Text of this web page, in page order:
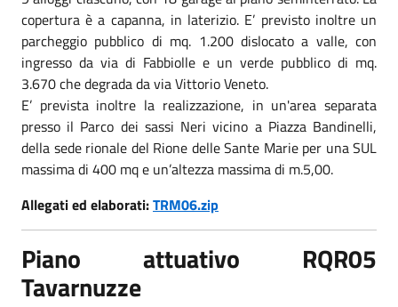
copertura è a capanna, in laterizio. E’ previsto inoltre un
parcheggio pubblico di mq. 1.200 dislocato a valle, con
ingresso da via di Fabbiolle e un verde pubblico di mq.
3.670 che degrada da via Vittorio Veneto.
E’ prevista inoltre la realizzazione, in un'area separata
presso il Parco dei sassi Neri vicino a Piazza Bandinelli,
della sede rionale del Rione delle Sante Marie per una SUL
massima di 400 mq e un’altezza massima di m.5,00.
Allegati ed elaborati:TRM06.zip
Piano attuativo RQR05
Tavarnuzze